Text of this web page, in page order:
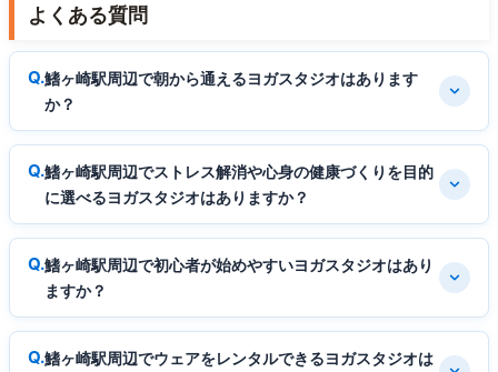
よくある質問
鰭ヶ崎駅周辺で朝から通えるヨガスタジオはあります
か？
鰭ヶ崎駅周辺でストレス解消や心身の健康づくりを目的
に選べるヨガスタジオはありますか？
鰭ヶ崎駅周辺で初心者が始めやすいヨガスタジオはあり
ますか？
鰭ヶ崎駅周辺でウェアをレンタルできるヨガスタジオは